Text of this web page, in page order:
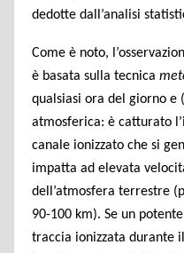
dedotte dall’analisi
Come è noto,
è basata sulla tecnica
qualsiasi ora del giorno e
atmosferica: è catturato
canale ionizzato che si
impatta ad elevata
dell’atmosfera terrestre
90-100 km). Se un
traccia ionizzata durante